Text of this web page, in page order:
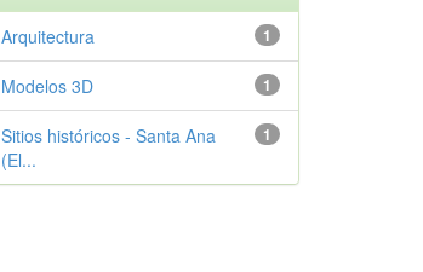
1
Arquitectura
1
Modelos 3D
1
Sitios históricos - Santa Ana
(El...